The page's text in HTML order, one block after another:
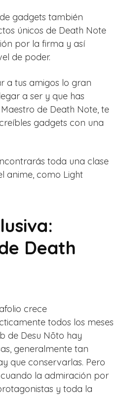
gadgets también
únicos de Death Note
por la firma y así
de poder.
a tus amigos lo gran
a ser y que has
de Death Note, te
gadgets con una
toda una clase
anime, como Light
Death
crece
todos los meses
de Desu Nōto hay
generalmente tan
que conservarlas. Pero
la admiración por
y toda la